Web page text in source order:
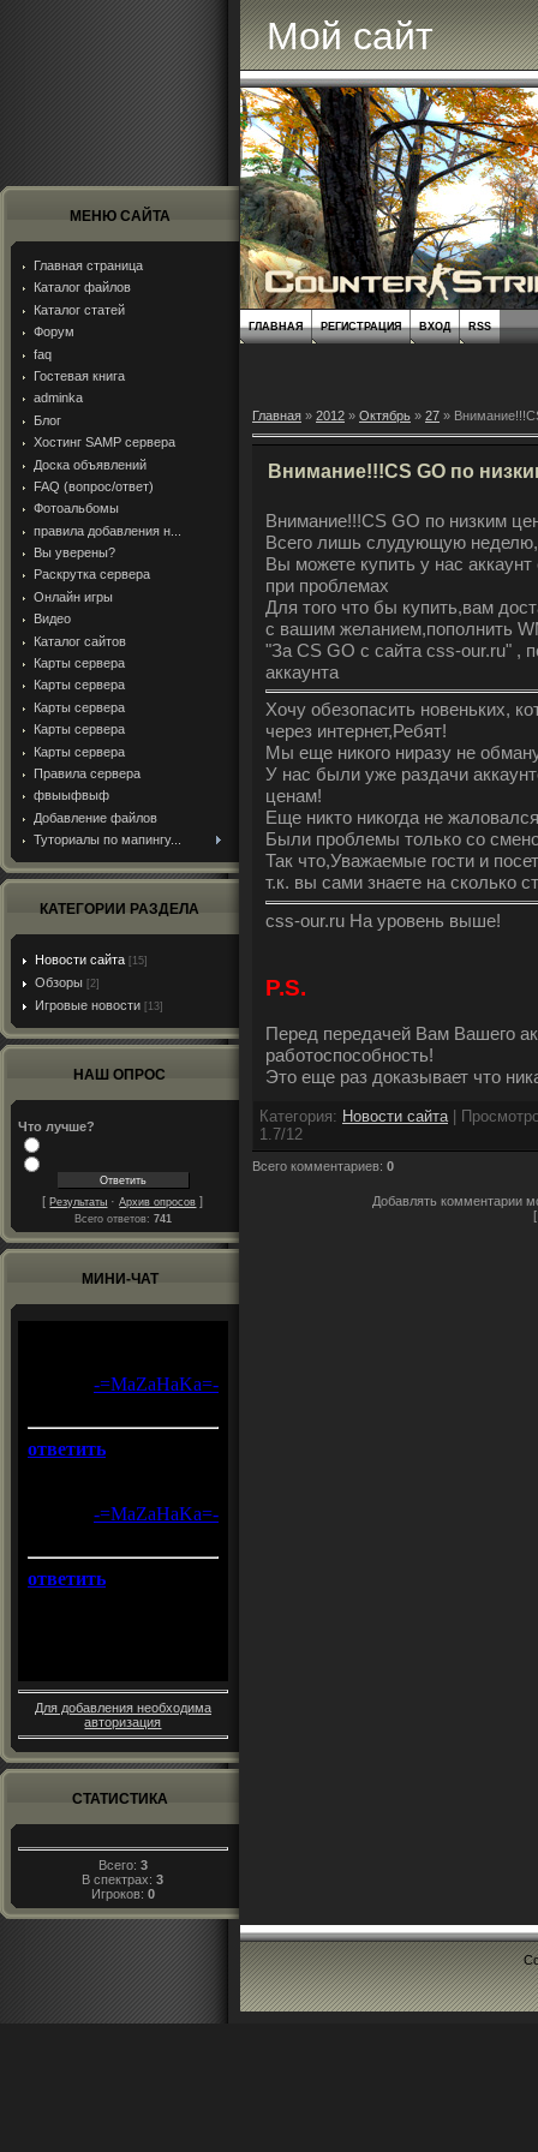
МЕНЮ САЙТА
Главная страница
Каталог файлов
Каталог статей
Форум
faq
Гостевая книга
adminka
Блог
Хостинг SAMP сервера
Доска объявлений
FAQ (вопрос/ответ)
Фотоальбомы
правила добавления н...
Вы уверены?
Раскрутка сервера
Онлайн игры
Видео
Каталог сайтов
Карты сервера
Карты сервера
Карты сервера
Карты сервера
Карты сервера
Правила сервера
фвыыфвыф
Добавление файлов
Туториалы по мапингу...
КАТЕГОРИИ РАЗДЕЛА
Новости сайта [15]
Обзоры [2]
Игровые новости [13]
НАШ ОПРОС
Что лучше?
[Результаты ·Архив опросов ]
Всего ответов: 741
МИНИ-ЧАТ
Для добавления необходима
авторизация
СТАТИСТИКА
Всего: 3
В спектрах:3
Игроков: 0
Мой сайт
ГЛАВНАЯ РЕГИСТРАЦИЯ ВХОД RSS
Главная » 2012 » Октябрь » 27 »
Внимание!!!CS GO по
Внимание!!!CS GO по низким
Всего лишь слудующую
Вы можете купить у нас аккаунт
при проблемах
Для того что бы купить,вам
с вашим желанием,пополнить
"За CS GO с сайта css-our.ru" ,
аккаунта
Хочу обезопасить новеньких,
через интернет,Ребят!
Мы еще никого ниразу не
У нас были уже раздачи
ценам!
Еще никто никогда не
Были проблемы только со
Так что,Уважаемые гости и
т.к. вы сами знаете на сколько
css-our.ru На уровень выше!
P.S.
Перед передачей Вам Вашего
работоспособность!
Это еще раз доказывает что
Категория: Новости сайта |
1.7/12
Всего комментариев: 0
Добавлять комментарии